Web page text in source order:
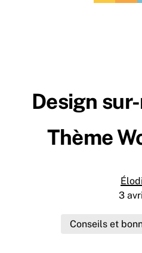
Conseils et
Design
Thème
3